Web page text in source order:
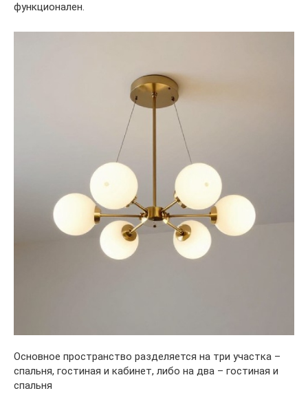
функционален.
Основное пространство разделяется на три участка –
спальня, гостиная и кабинет, либо на два – гостиная и
спальня